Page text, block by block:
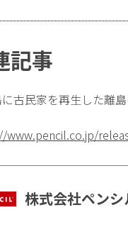
記事
古民家を再生した離
www.pencil.co.jp/
株式会社ペンシ